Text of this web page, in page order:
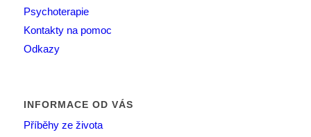
Psychoterapie
Kontakty na pomoc
Odkazy
INFORMACE OD VÁS
Příběhy ze života